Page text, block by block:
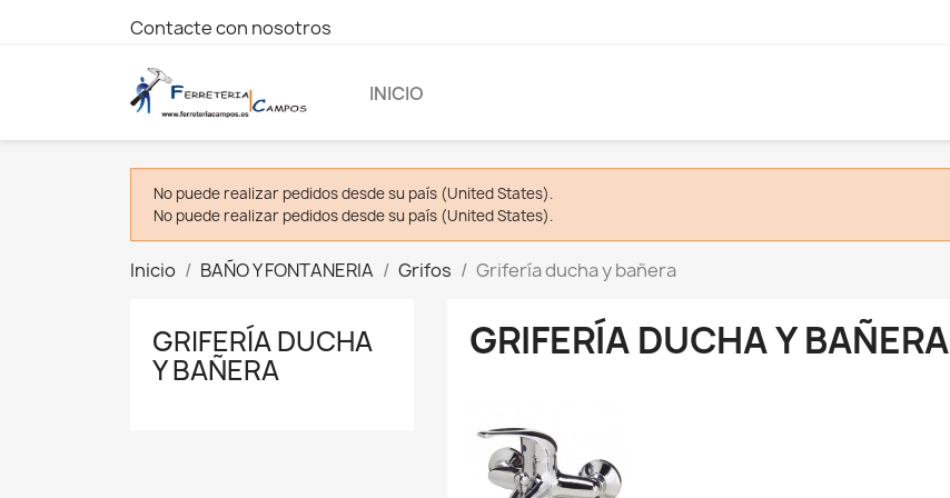
Contacte con nosotros
INICIO
No puede realizar pedidos desde su país (United States).
No puede realizar pedidos desde su país (United States).
Inicio BAÑO Y FONTANERIA Grifos Grifería ducha y bañera
GRIFERÍA DUCHA
Y BAÑERA
GRIFERÍA DUCHA Y BAÑERA